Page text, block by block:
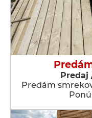
Predaj
Predám